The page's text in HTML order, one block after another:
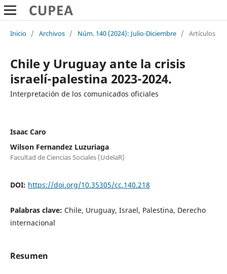
Inicio / Archivos / Núm. 140 (2024): Julio-Diciembre / Artículos
Chile y Uruguay ante la crisis
israelí-palestina 2023-2024.
Interpretación de los comunicados oficiales
Isaac Caro
Wilson Fernandez Luzuriaga
Facultad de Ciencias Sociales (UdelaR)
DOI: https://doi.org/10.35305/cc.140.218
Palabras clave: Chile, Uruguay, Israel, Palestina, Derecho
internacional
Resumen